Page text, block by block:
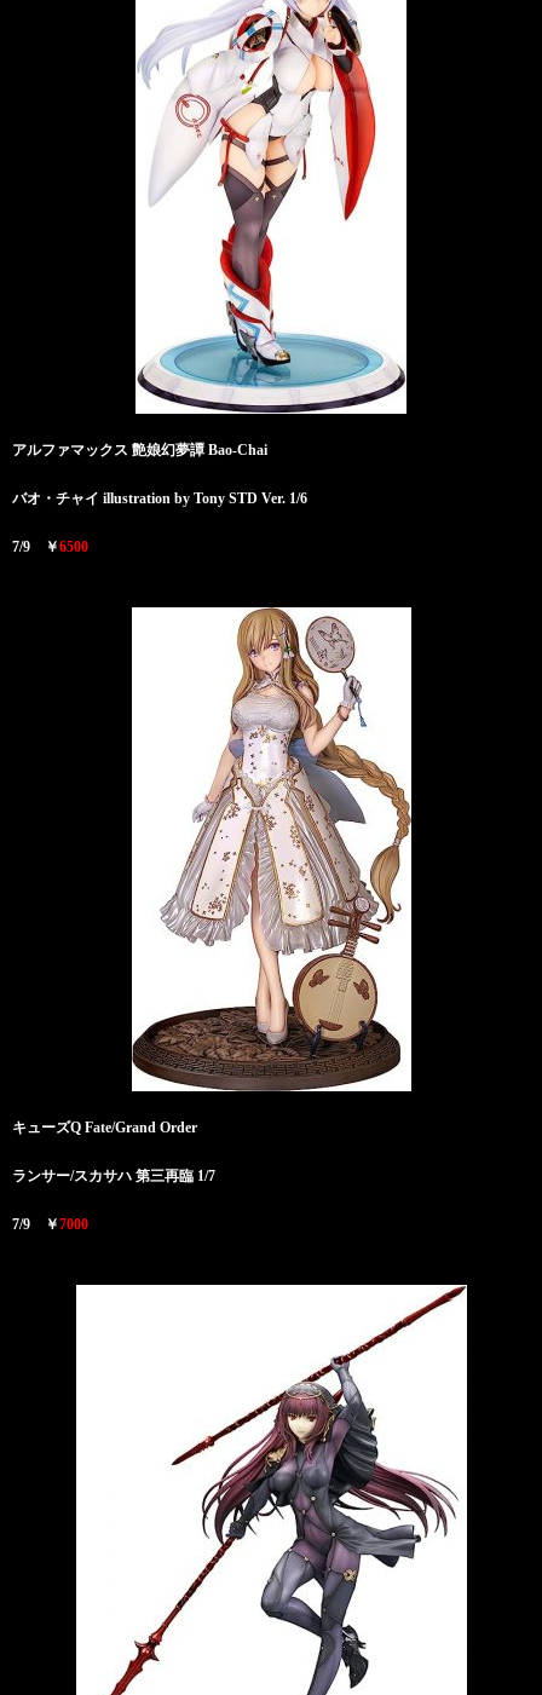
アルファマックス 艶娘幻夢譚 Bao-Chai
バオ・チャイ illustration by Tony STD Ver. 1/6
7/9 ￥6500
キューズQ Fate/Grand Order
ランサー/スカサハ 第三再臨 1/7
7/9 ￥7000